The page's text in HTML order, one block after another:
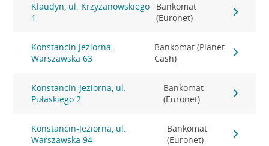
Klaudyn, ul. Krzyżanowskiego
1
Bankomat
(Euronet)
Konstancin Jeziorna,
Warszawska 63
Bankomat (Planet
Cash)
Konstancin-Jeziorna, ul.
Pułaskiego 2
Bankomat
(Euronet)
Konstancin-Jeziorna, ul.
Warszawska 94
Bankomat
(Euronet)